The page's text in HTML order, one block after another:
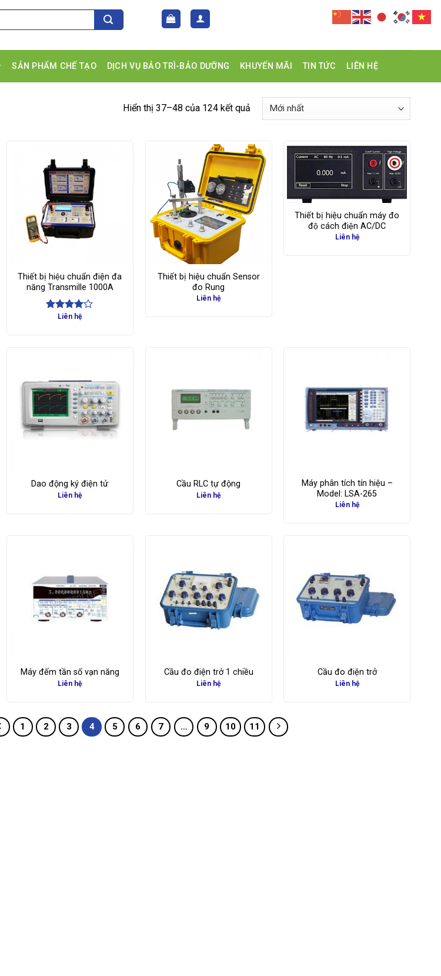
SẢN PHẨM CHẾ TẠO DỊCH VỤ BẢO TRÌ-BẢO DƯỠNG KHUYẾN MÃI TIN TỨC LIÊN HỆ
Hiển thị 37–48 của 124 kết quả
Thiết bị hiệu chuẩn điện đa
năng Transmille 1000A
ĐượcLiên hệ
Thiết bị hiệu chuẩn Sensor
đo Rung
Liên hệ
Thiết bị hiệu chuẩn máy đo
độ cách điện AC/DC
Liên hệ
Dao động ký điện tử
Liên hệ
Cầu RLC tự động
Liên hệ
Máy phân tích tín hiệu –
Model: LSA-265
Liên hệ
Máy đếm tần số vạn năng
Liên hệ
Cầu đo điện trở 1 chiều
Liên hệ
Cầu đo điện trở
Liên hệ
1 2 3 4 5 6 7 … 9 10 11